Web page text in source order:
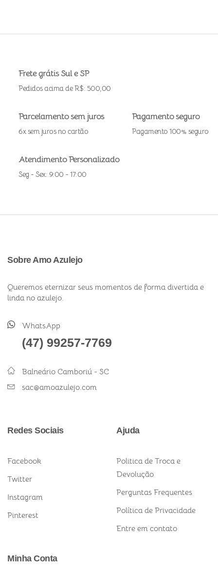
Frete grátis Sul e SP
Pedidos acima de R$: 500,00
Parcelamento sem juros
6x sem juros no cartão
Pagamento seguro
Pagamento 100% seguro
Atendimento Personalizado
Seg - Sex: 9:00 - 17:00
Sobre Amo Azulejo
Queremos eternizar seus momentos de forma divertida e
linda no azulejo.
WhatsApp
(47) 99257-7769
Balneário Camboriú - SC
sac@amoazulejo.com
Redes Sociais
Facebook
Twitter
Instagram
Pinterest
Ajuda
Politica de Troca e
Devolução
Perguntas Frequentes
Política de Privacidade
Entre em contato
Minha Conta